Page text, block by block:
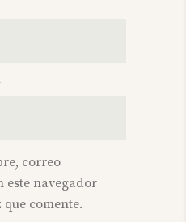
correo
este navegador
comente.